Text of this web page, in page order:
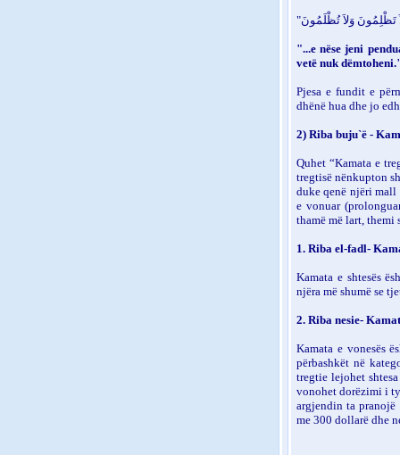
"...e nëse jeni
vetë nuk
Pjesa e fundit e
dhënë hua dhe jo
2) Riba buju`ë -
Quhet “Kamata e
tregtisë nënkupton
duke qenë njëri mall
e vonuar
thamë më lart, themi
1. Riba el-fadl-
Kamata e shtesës
njëra më shumë se
2. Riba nesie-
Kamata e vonesës
përbashkët në
tregtie lejohet
vonohet dorëzimi i
argjendin ta pranojë
me 300 dollarë dhe